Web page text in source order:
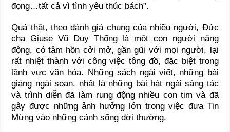
đọng…tất cả vì tình yêu thúc bách”.
Quả thật, theo đánh giá chung của nhiều người, Đức
cha Giuse Vũ Duy Thống là một con người năng
động, có tâm hồn cởi mở, gần gũi với mọi người, lại
rất nhiệt thành với công việc tông đồ, đặc biệt trong
lãnh vực văn hóa. Những sách ngài viết, những bài
giảng ngài soạn, nhất là những bài hát ngài sáng tác
và trình diễn đã làm rung động nhiều con tim và đã
gây được những ảnh hưởng lớn trong việc đưa Tin
Mừng vào những cảnh sống đời thường.